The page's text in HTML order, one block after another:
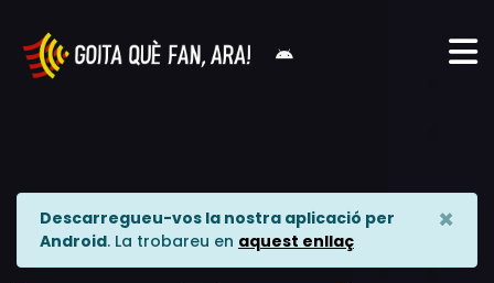
Descarregueu-vos la nostra aplicació per
Android. La trobareu en aquest enllaç
×